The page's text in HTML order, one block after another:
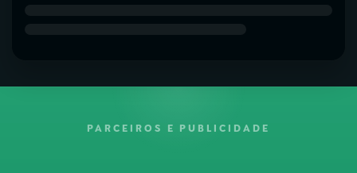
PARCEIROS E PUBLICIDADE